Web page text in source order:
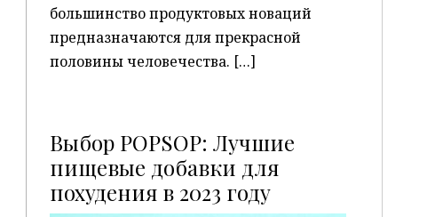
большинство продуктовых новаций
предназначаются для прекрасной
половины человечества. […]
Выбор POPSOP: Лучшие
пищевые добавки для
похудения в 2023 году